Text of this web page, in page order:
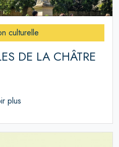
culturelle
DE LA CHÂTRE
plus